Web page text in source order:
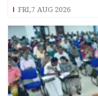
FRI,7 AUG 2026